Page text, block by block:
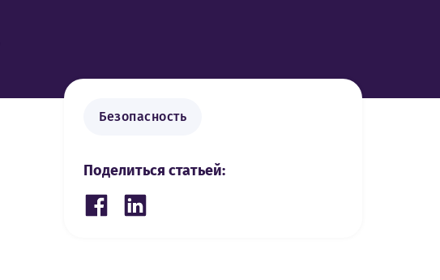
Безопасность
Поделиться статьей:
Share on Facebook
Share on LinkedIn